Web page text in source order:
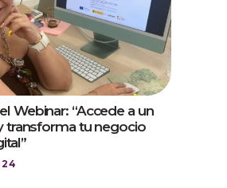
Webinar: “Accede a un
transforma tu negocio